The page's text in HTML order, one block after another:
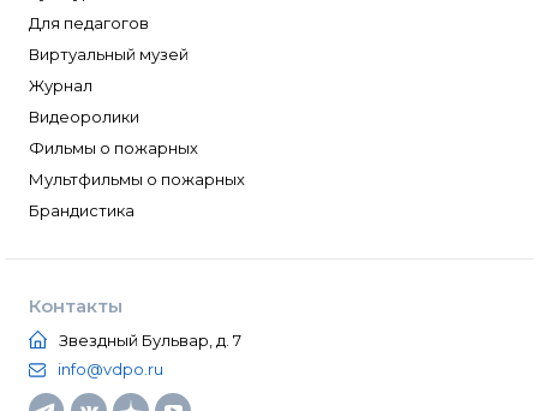
Для педагогов
Виртуальный музей
Журнал
Видеоролики
Фильмы о пожарных
Мультфильмы о пожарных
Брандистика
Контакты
Звездный Бульвар, д. 7
info@vdpo.ru